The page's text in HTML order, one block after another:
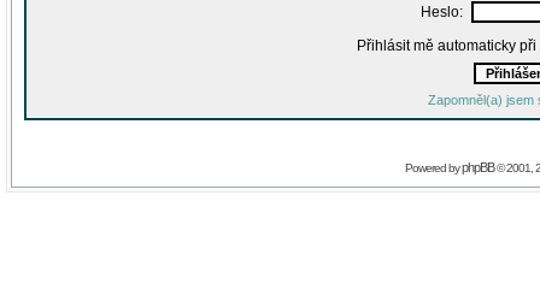
Heslo:
Přihlásit mě automaticky
Zapomněl(a) jsem
Powered byphpBB© 2001,